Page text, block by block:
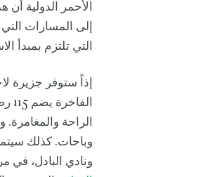
الأحمر الدولية
إلى المسارات
التي تلتزم بمبدأ
إذاً ستوفر جزيرة
وباحات. كذلك
ونادي البادل، في